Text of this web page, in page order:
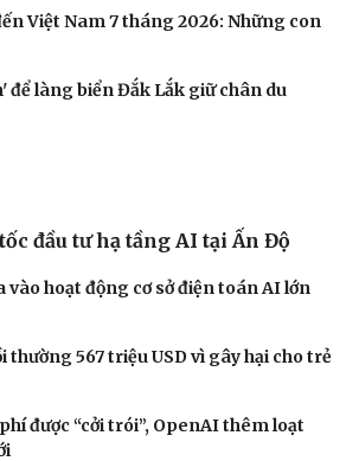
tế TP.HCM 2026 có quy mô
đến nay
Việt Nam 7 tháng 2026: Những con
để làng biển Đắk Lắk giữ chân du